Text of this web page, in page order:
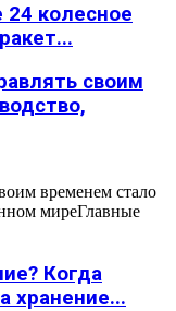
колесное
своим
временем стало
миреГлавные
Когда
хранение...